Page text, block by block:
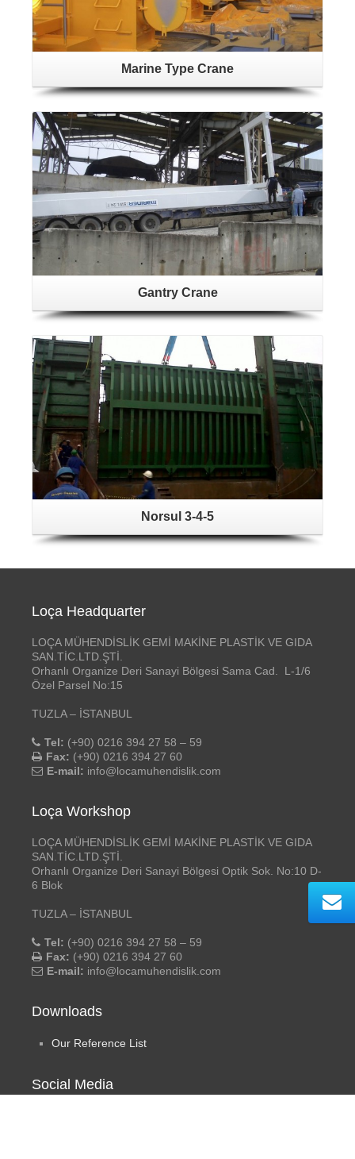
Marine Type Crane
Gantry Crane
Norsul 3-4-5
Loça Headquarter
LOÇA MÜHENDİSLİK GEMİ MAKİNE PLASTİK VE GIDA
SAN.TİC.LTD.ŞTİ.
Orhanlı Organize Deri Sanayi Bölgesi Sama Cad. L-1/6
Özel Parsel No:15
TUZLA – İSTANBUL
Tel: (+90) 0216 394 27 58 – 59
Fax: (+90) 0216 394 27 60
E-mail: info@locamuhendislik.com
Loça Workshop
LOÇA MÜHENDİSLİK GEMİ MAKİNE PLASTİK VE GIDA
SAN.TİC.LTD.ŞTİ.
Orhanlı Organize Deri Sanayi Bölgesi Optik Sok. No:10 D-
6 Blok
TUZLA – İSTANBUL
Tel: (+90) 0216 394 27 58 – 59
Fax: (+90) 0216 394 27 60
E-mail: info@locamuhendislik.com
Downloads
Our Reference List
Social Media